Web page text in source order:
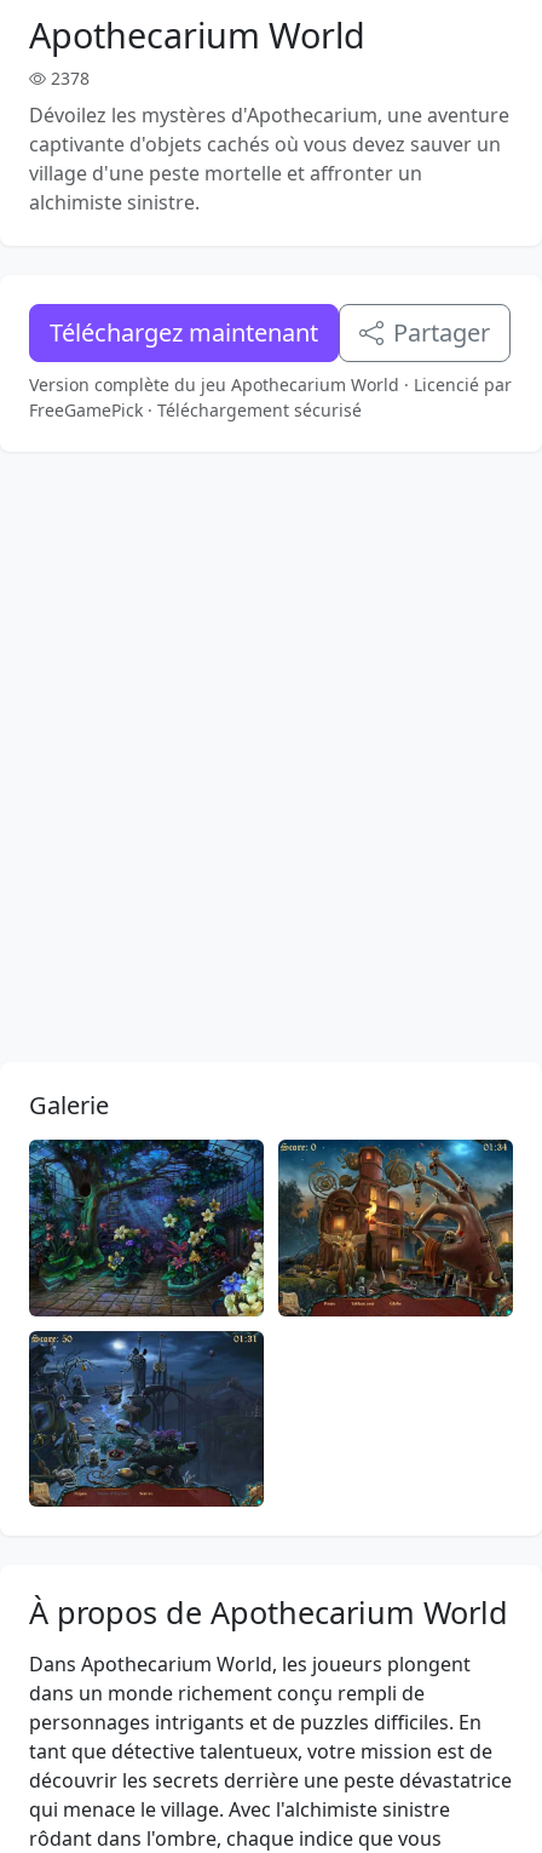
Apothecarium World
2378
Dévoilez les mystères d'Apothecarium, une aventure
captivante d'objets cachés où vous devez sauver un
village d'une peste mortelle et affronter un
alchimiste sinistre.
Téléchargez maintenant Partager
Version complète du jeu Apothecarium World · Licencié par
FreeGamePick · Téléchargement sécurisé
Galerie
À propos de Apothecarium World
Dans Apothecarium World, les joueurs plongent
dans un monde richement conçu rempli de
personnages intrigants et de puzzles difficiles. En
tant que détective talentueux, votre mission est de
découvrir les secrets derrière une peste dévastatrice
qui menace le village. Avec l'alchimiste sinistre
rôdant dans l'ombre, chaque indice que vous